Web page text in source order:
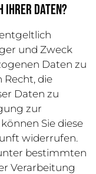
Ihrer Daten?
und Zweck
Daten zu
Recht, die
Daten zu
zur
Sie diese
widerrufen.
bestimmten
Verarbeitung